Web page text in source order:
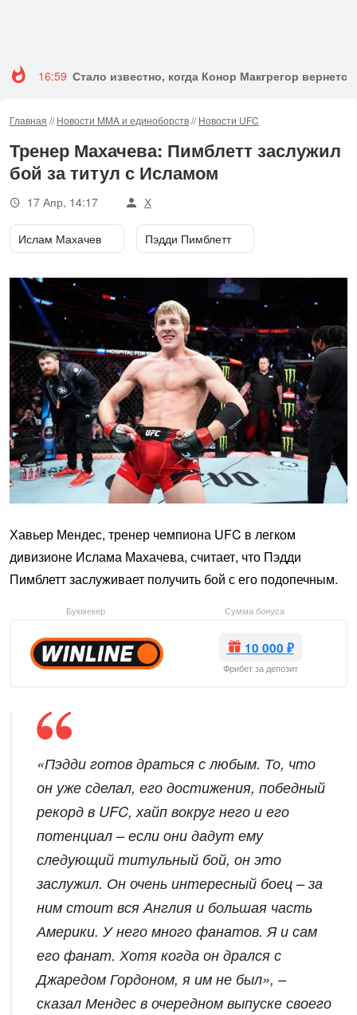
16:59 Стало известно, когда Конор Макгрегор вернется
Главная //Новости MMA и единоборств//Новости UFC
Тренер Махачева: Пимблетт заслужил
бой за титул с Исламом
17 Апр, 14:17 Х
Ислам Махачев Пэдди Пимблетт
Хавьер Мендес, тренер чемпиона UFC в легком
дивизионе Ислама Махачева, считает, что Пэдди
Пимблетт заслуживает получить бой с его подопечным.
Букмекер Сумма бонуса
10 000 ₽
Фрибет за депозит
«Пэдди готов драться с любым. То, что
он уже сделал, его достижения, победный
рекорд в UFC, хайп вокруг него и его
потенциал – если они дадут ему
следующий титульный бой, он это
заслужил. Он очень интересный боец – за
ним стоит вся Англия и большая часть
Америки. У него много фанатов. Я и сам
его фанат. Хотя когда он дрался с
Джаредом Гордоном, я им не был», –
сказал Мендес в очередном выпуске своего